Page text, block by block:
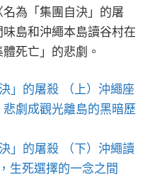
為「集團自決」的屠
島和沖繩本島讀谷村在
死亡」的悲劇。
」的屠殺 （上）沖繩座
劇成觀光離島的黑暗歷
」的屠殺 （下）沖繩讀
生死選擇的一念之間